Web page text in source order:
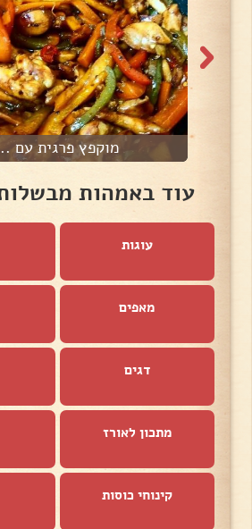
מוקפץ פרגית עם
עוד באמהות
עוגות
מאפים
דגים
מתכון לאורז
קינוחי כוסות